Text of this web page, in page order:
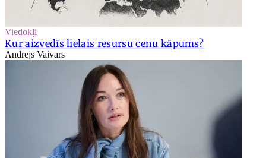
Viedokļi
Kur aizvedīs lielais resursu cenu kāpums?
Andrejs Vaivars